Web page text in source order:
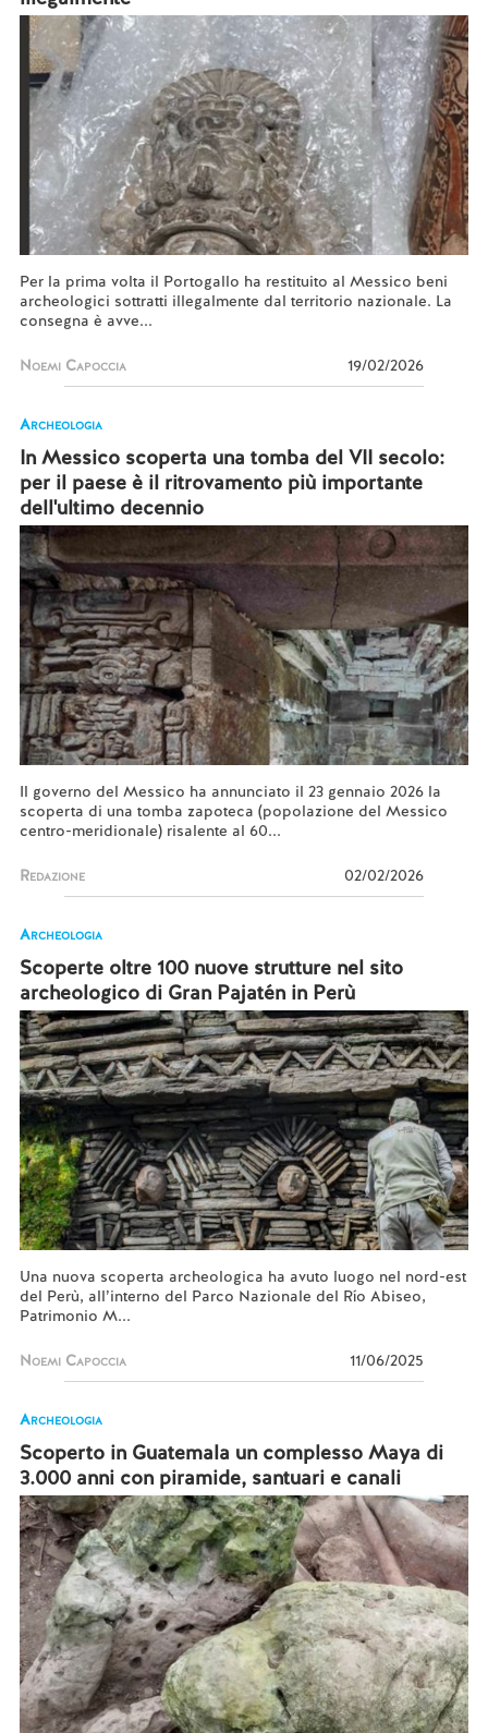
Per la prima volta il Portogallo ha restituito al Messico beni
archeologici sottratti illegalmente dal territorio nazionale. La
consegna è avve...
Noemi Capoccia 19/02/2026
Archeologia
In Messico scoperta una tomba del VII secolo:
per il paese è il ritrovamento più importante
dell'ultimo decennio
Il governo del Messico ha annunciato il 23 gennaio 2026 la
scoperta di una tomba zapoteca (popolazione del Messico
centro-meridionale) risalente al 60...
Redazione 02/02/2026
Archeologia
Scoperte oltre 100 nuove strutture nel sito
archeologico di Gran Pajatén in Perù
Una nuova scoperta archeologica ha avuto luogo nel nord-est
del Perù, all’interno del Parco Nazionale del Río Abiseo,
Patrimonio M...
Noemi Capoccia 11/06/2025
Archeologia
Scoperto in Guatemala un complesso Maya di
3.000 anni con piramide, santuari e canali